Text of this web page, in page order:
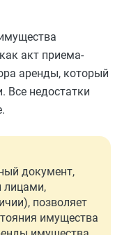
акт приема-
аренды, который
Все недостатки
документ,
лицами,
позволяет
имущества